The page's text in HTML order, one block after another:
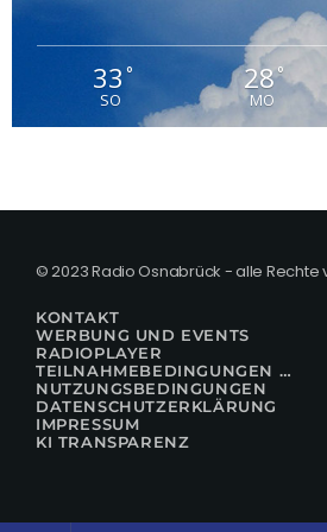
33 °
SO
28°
MO
© 2023 Radio Osnabrück - alle Rechte
KONTAKT
WERBUNG UND EVENTS
RADIOPLAYER
TEILNAHMEBEDINGUNGEN FÜR GEWINNSPIELE
NUTZUNGSBEDINGUNGEN
DATENSCHUTZERKLÄRUNG
IMPRESSUM
KI TRANSPARENZ